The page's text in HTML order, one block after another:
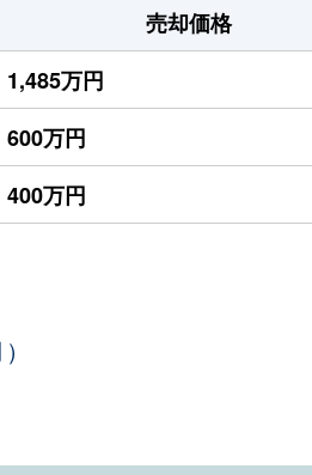
売却価格
1,485万円
600万円
400万円